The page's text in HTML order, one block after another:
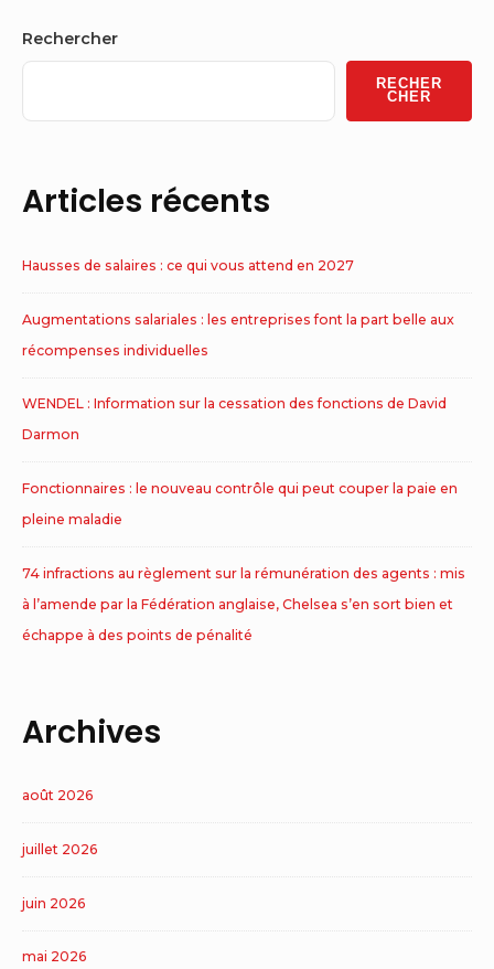
Sidebar
Widget
Area
Rechercher
RECHER
CHER
Articles récents
Hausses de salaires : ce qui vous attend en 2027
Augmentations salariales : les entreprises font la part belle aux
récompenses individuelles
WENDEL : Information sur la cessation des fonctions de David
Darmon
Fonctionnaires : le nouveau contrôle qui peut couper la paie en
pleine maladie
74 infractions au règlement sur la rémunération des agents : mis
à l’amende par la Fédération anglaise, Chelsea s’en sort bien et
échappe à des points de pénalité
Archives
août 2026
juillet 2026
juin 2026
mai 2026